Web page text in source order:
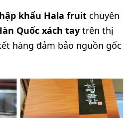
khẩu Hala fruit chuyên
Quốc xách tay trên thị
hàng đảm bảo nguồn gốc